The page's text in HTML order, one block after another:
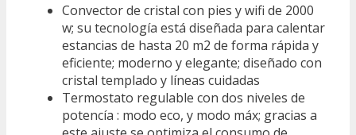
Convector de cristal con pies y wifi de 2000
w; su tecnología está diseñada para calentar
estancias de hasta 20 m2 de forma rápida y
eficiente; moderno y elegante; diseñado con
cristal templado y líneas cuidadas
Termostato regulable con dos niveles de
potencía : modo eco, y modo máx; gracias a